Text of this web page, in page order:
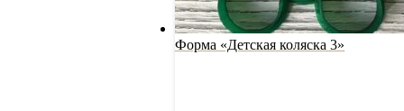
Форма «Детская коляска 3»